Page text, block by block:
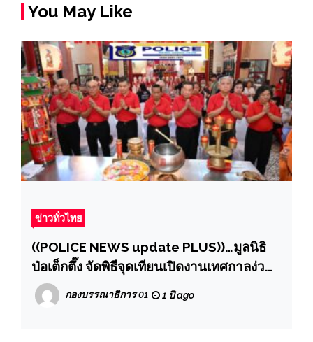
You May Like
ข่าวทั่วไทย
((POLICE NEWS update PLUS))…มูลนิธิ
ป่อเต็กตึ๊ง จัดพิธีจุดเทียนเปิดงานเทศกาลง่วน
เซียว ประจำปี 2568 ณ ศาลเจ้าไต้ฮงกง
พลับพลาไชย กรุงเทพฯ
กองบรรณาธิการ 01 1 ปี ago